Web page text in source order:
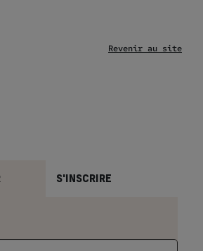
Revenir au site
S'INSCRIRE